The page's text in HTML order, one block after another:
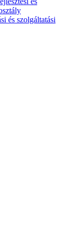
és szolgáltatási